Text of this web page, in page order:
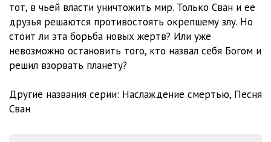
64. ЧАСТЬ ОДИННАДЦАТАЯ. ДОЧЬ ЛЬДА И ПЛАМЕНИ. Глава 64.
Мы все здесь недолгие гости
65. Глава 65. Императрица
66. Глава 66. То, что могло быть
68. Глава 68. Маска Иова раскололась
тот, в чьей власти уничтожить мир. Только Сван и ее
друзья решаются противостоять окрепшему злу. Но
стоит ли эта борьба новых жертв? Или уже
невозможно остановить того, кто назвал себя Богом и
решил взорвать планету?
Другие названия серии: Наслаждение смертью, Песня
Сван